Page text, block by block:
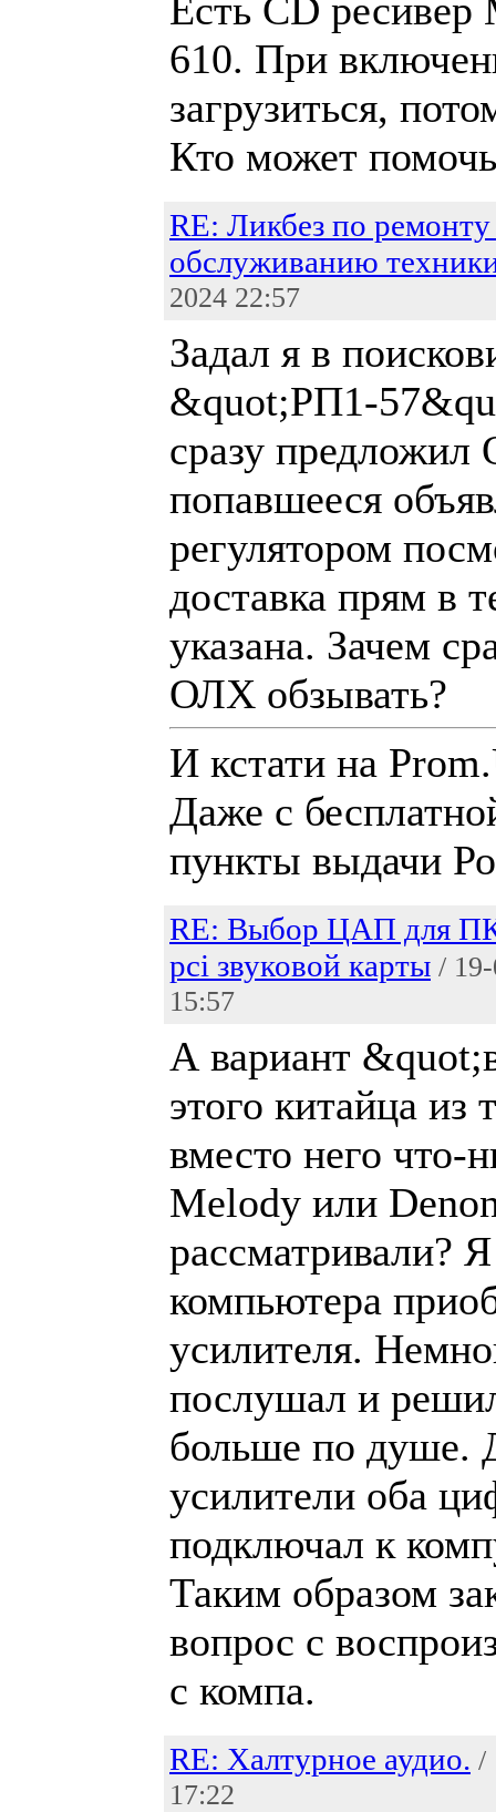
Есть CD
610. При
загрузиться,
Кто может
RE: Ликбез по
обслуживанию
2024 22:57
Задал я в
&quot;РП1-
сразу
попавшееся
регулятором
доставка прям в
указана. Зачем
ОЛХ обзывать?
И кстати на
Даже с
пункты выдачи
RE: Выбор ЦАП для
pci звуковой карты /
15:57
А вариант
этого китайца из
вместо него что-
Melody или
рассматривали?
компьютера
усилителя.
послушал и
больше по душе.
усилители оба
подключал к
Таким образом
вопрос с
с компа.
RE: Халтурное аудио. /
17:22